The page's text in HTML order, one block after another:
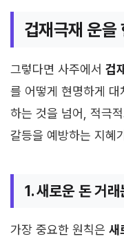
겁재극재 운을
그렇다면 사주에서 겁
를 어떻게 현명하게
하는 것을 넘어, 적극
갈등을 예방하는 지혜
1. 새로운 돈 거
가장 중요한 원칙은 새